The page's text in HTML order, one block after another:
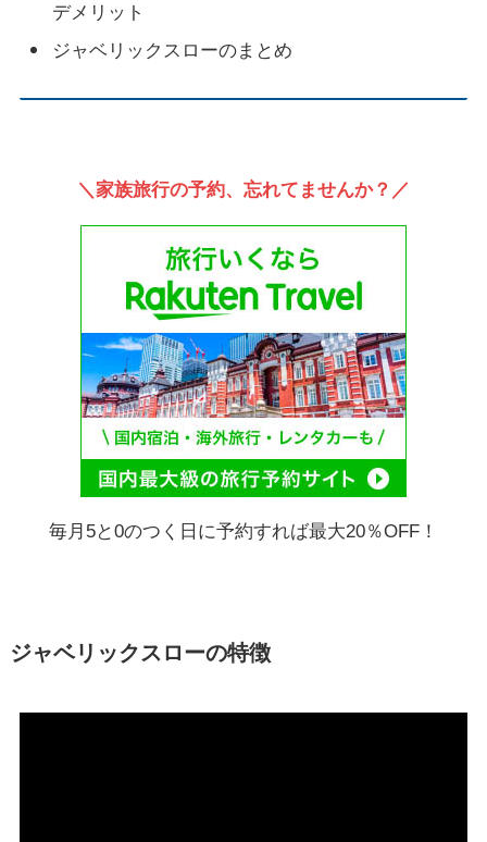
デメリット
ジャベリックスローのまとめ
＼家族旅行の予約、忘れてませんか？／
毎月5と0のつく日に予約すれば最大20％OFF！
ジャベリックスローの特徴